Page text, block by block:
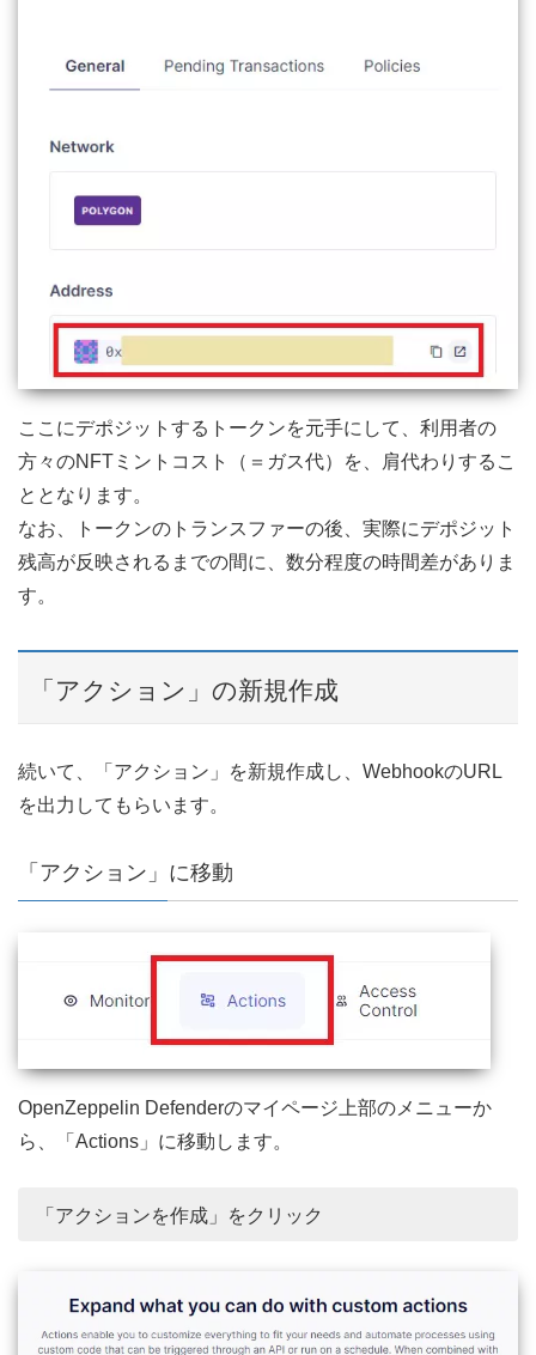
ここにデポジットするトークンを元手にして、利用者の
方々のNFTミントコスト（＝ガス代）を、肩代わりするこ
ととなります。
なお、トークンのトランスファーの後、実際にデポジット
残高が反映されるまでの間に、数分程度の時間差がありま
す。
「アクション」の新規作成
続いて、「アクション」を新規作成し、WebhookのURL
を出力してもらいます。
「アクション」に移動
OpenZeppelin Defenderのマイページ上部のメニューか
ら、「Actions」に移動します。
「アクションを作成」をクリック